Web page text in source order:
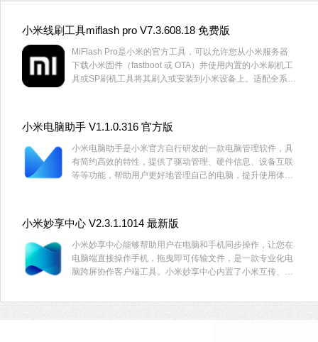
小米线刷工具miflash pro V7.3.608.18 免费版
MiFlash Pro是小米的官方工具，可以允许您从小米服务器
下载小米固件（fastboot 或 OTA）并使用内置的小米刷机工
具或SP刷机工具将其刷入或安装到小米设备上。适配全系列
小米电脑助手 V1.1.0.316 官方版
小米电脑助手是小米官方自行研发的一款电脑管理软件，具
有简约高效的特性，提供了驱动管理、硬件信息、设备互联
等等功能，帮助用户更好地管理自己的电脑，提升使用体
小米妙享中心 V2.3.1.1014 最新版
小米妙享中心能够帮助用户在电脑和手机同步操作，让您在
电脑端直接操作手机，拖曳即可传输文件，是一款专业化电
脑跨屏协作客户端工具。小米妙享中心内置了小米互传、语